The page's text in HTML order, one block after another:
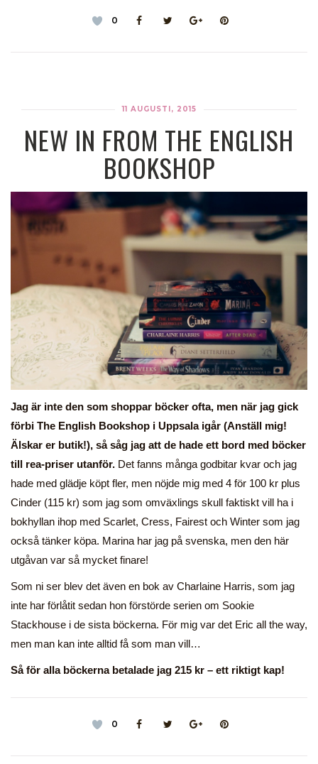
0
11 AUGUSTI, 2015
NEW IN FROM THE ENGLISH
BOOKSHOP
Jag är inte den som shoppar böcker ofta, men när jag gick
förbi The English Bookshop i Uppsala igår (Anställ mig!
Älskar er butik!), så såg jag att de hade ett bord med böcker
till rea-priser utanför. Det fanns många godbitar kvar och jag
hade med glädje köpt fler, men nöjde mig med 4 för 100 kr plus
Cinder (115 kr) som jag som omväxlings skull faktiskt vill ha i
bokhyllan ihop med Scarlet, Cress, Fairest och Winter som jag
också tänker köpa. Marina har jag på svenska, men den här
utgåvan var så mycket finare!
Som ni ser blev det även en bok av Charlaine Harris, som jag
inte har förlåtit sedan hon förstörde serien om Sookie
Stackhouse i de sista böckerna. För mig var det Eric all the way,
men man kan inte alltid få som man vill…
Så för alla böckerna betalade jag 215 kr – ett riktigt kap!
0